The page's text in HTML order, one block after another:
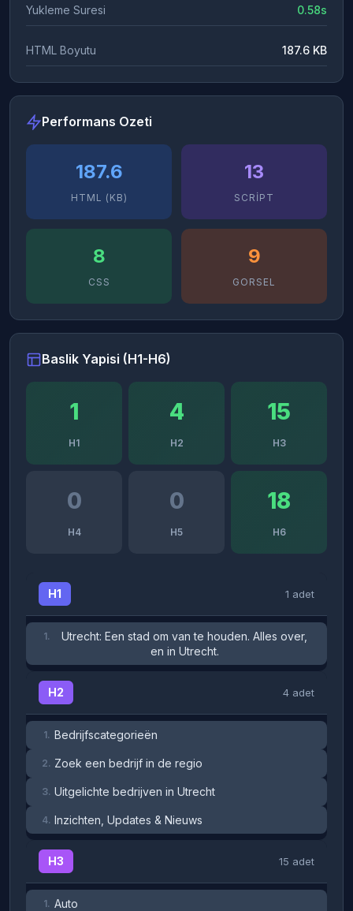
Yukleme Suresi 0.58s
HTML Boyutu 187.6 KB
Performans Ozeti
187.6
HTML (KB)
13
SCRIPT
8
CSS
9
GORSEL
Baslik Yapisi (H1-H6)
1
H1
4
H2
15
H3
0
H4
0
H5
18
H6
H1 1 adet
1.
Utrecht: Een stad om van te houden. Alles over,
en in Utrecht.
H2 4 adet
1. Bedrijfscategorieën
2. Zoek een bedrijf in de regio
3. Uitgelichte bedrijven in Utrecht
4. Inzichten, Updates & Nieuws
H3 15 adet
1. Auto